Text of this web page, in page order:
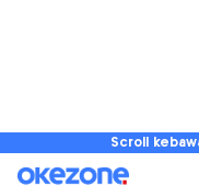
Scroll